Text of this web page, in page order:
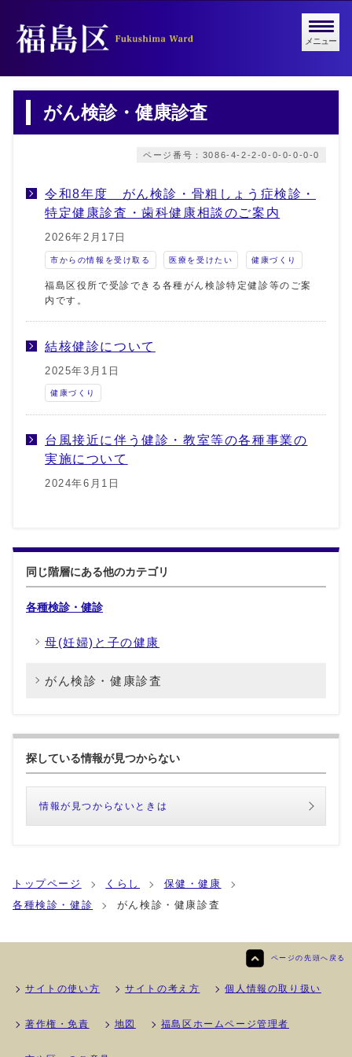
メニュー
がん検診・健康診査
ページ番号：3086-4-2-2-0-0-0-0-0-0
令和8年度 がん検診・骨粗しょう症検診・
特定健康診査・歯科健康相談のご案内
2026年2月17日
市からの情報を受け取る 医療を受けたい 健康づくり
福島区役所で受診できる各種がん検診特定健診等のご案
内です。
結核健診について
2025年3月1日
健康づくり
台風接近に伴う健診・教室等の各種事業の
実施について
2024年6月1日
同じ階層にある他のカテゴリ
各種検診・健診
母(妊婦)と子の健康
がん検診・健康診査
探している情報が見つからない
情報が見つからないときは
トップページ くらし
保健・健康
各種検診・健診
がん検診・健康診査
ページの先頭へ戻る
サイトの使い方 サイトの考え方 個人情報の取り扱い
著作権・免責 地図 福島区ホームページ管理者